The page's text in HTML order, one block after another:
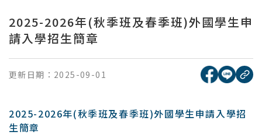
2025-2026年(秋季班及春季班)外國學生申
請入學招生簡章
更新日期： 2025-09-01 [另開新
[另開
複
2025-2026年(秋季班及春季班)外國學生申請入學招
生簡章